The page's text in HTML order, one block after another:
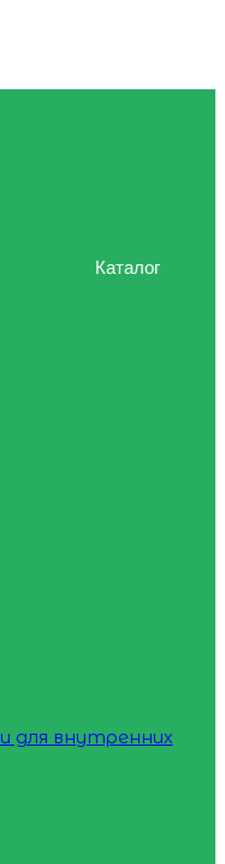
Каталог
для внутренних